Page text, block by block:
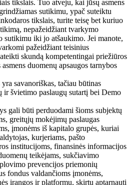
tikslais. Tuo atveju, kai jūsų asmens
sutikimu, ypač suteiktu
tikslais, turite teisę bet kuriuo
nepažeidžiant tvarkymo
sutikimu iki jo atšaukimo. Jei manote,
pažeidžiant teisinius
skundą kompetentingai priežiūros
duomenų apsaugos tarnybos
savanoriškas, tačiau būtinas
ir švietimo paslaugų sutartį bei Demo
gali būti perduodami šioms subjektų
greitųjų mokėjimų paslaugas
įmonėms iš kapitalo grupės, kuriai
kurjeriams, pašto
institucijoms, finansinės informacijos
teikėjams, sukčiavimo
prevencijos priemonių
fondus valdančioms įmonėms,
įrangos ir platformų, skirtų aptarnauti